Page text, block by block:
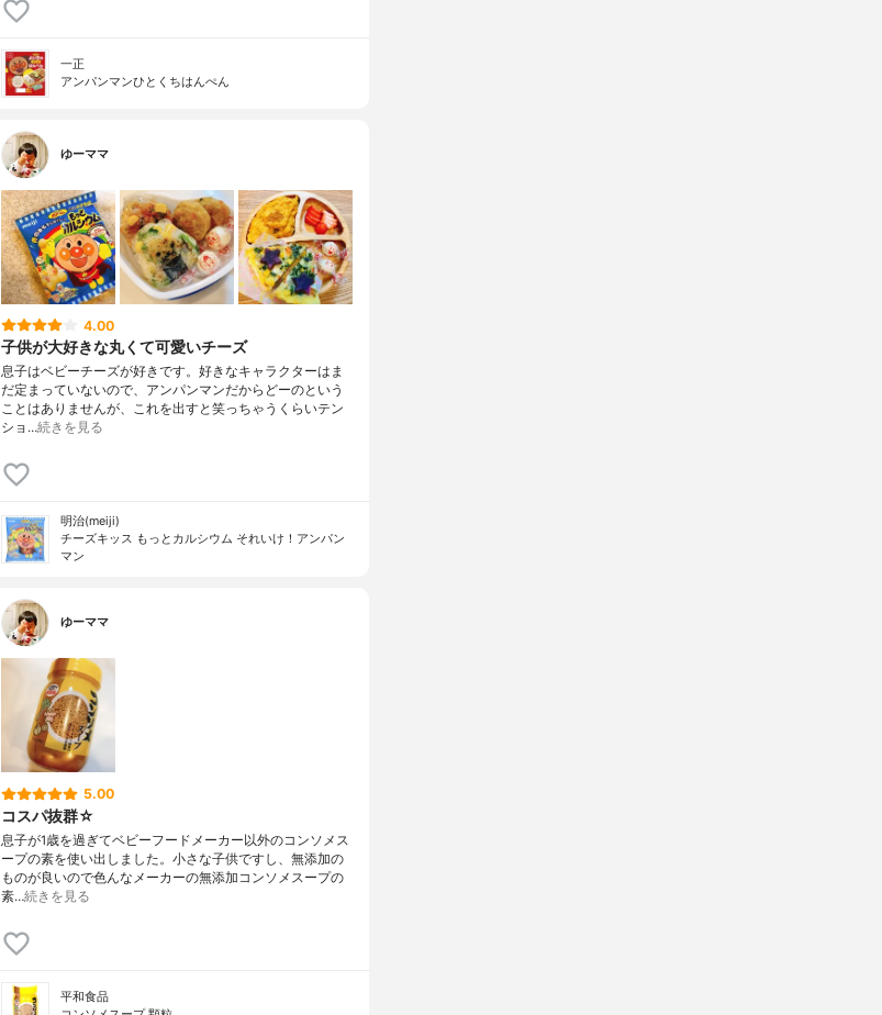
一正
アンパンマンひとくちはんぺん
ゆーママ
4.00
子供が大好きな丸くて可愛いチーズ
息子はベビーチーズが好きです。好きなキャラクターはま
だ定まっていないので、アンパンマンだからどーのという
ことはありませんが、これを出すと笑っちゃうくらいテン
ショ…続きを見る
明治(meiji)
チーズキッス もっとカルシウム それいけ！アンパン
マン
ゆーママ
5.00
コスパ抜群☆
息子が1歳を過ぎてベビーフードメーカー以外のコンソメス
ープの素を使い出しました。小さな子供ですし、無添加の
ものが良いので色んなメーカーの無添加コンソメスープの
素…続きを見る
平和食品